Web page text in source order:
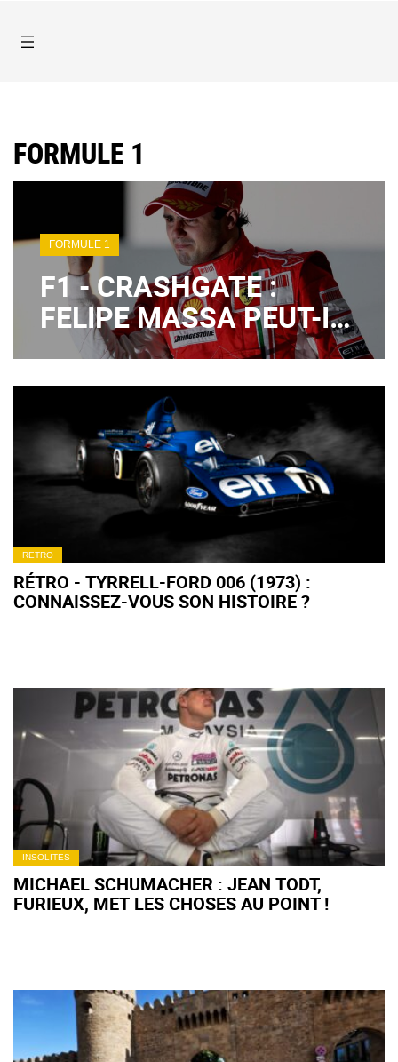
FORMULE 1
FORMULE 1
F1 - CRASHGATE :
FELIPE MASSA PEUT-IL
RÉCUPÉRER LE TITRE
PERDU DE 2008 ?
RETRO
RÉTRO - TYRRELL-FORD 006 (1973) :
CONNAISSEZ-VOUS SON HISTOIRE ?
INSOLITES
MICHAEL SCHUMACHER : JEAN TODT,
FURIEUX, MET LES CHOSES AU POINT !